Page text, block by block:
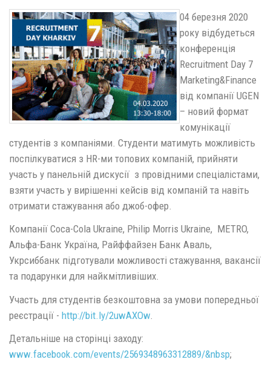
04 березня 2020
року відбудеться
конференція
Recruitment Day 7
Marketing&Finance
від компанії UGEN
– новий формат
комунікації
студентів з компаніями. Студенти матимуть можливість
поспілкуватися з HR-ми топових компаній, прийняти
участь у панельній дискусії з провідними спеціалістами,
взяти участь у вирішенні кейсів від компаній та навіть
отримати стажування або джоб-офер.
Компанії Coca-Cola Ukraine, Philip Morris Ukraine, METRO,
Альфа-Банк Україна, Райффайзен Банк Аваль,
Укрсиббанк підготували можливості стажування, вакансії
та подарунки для найкмітливіших.
Участь для студентів безкоштовна за умови попередньої
реєстрації - http://bit.ly/2uwAXOw
Детальніше на сторінці заходу:
www.facebook.com/events/2569348963312889/&nbsp;